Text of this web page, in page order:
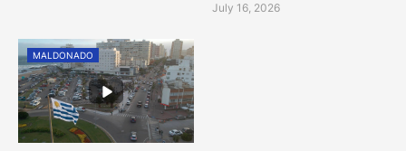
July 16, 2026
MALDONADO